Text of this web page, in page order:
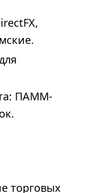
ПАММ-
торговых